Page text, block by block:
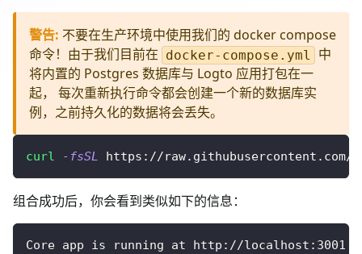
警告: 不要在生产环境中使用我们的 docker compose
命令！由于我们目前在 docker-compose.yml
中
将内置的 Postgres 数据库与 Logto 应用打包在一
起， 每次重新执行命令都会创建一个新的数据库实
例，之前持久化的数据将会丢失。
curl -fsSL https://raw.githubusercontent.com/
组合成功后，你会看到类似如下的信息：
Core app is running at http://localhost:3001